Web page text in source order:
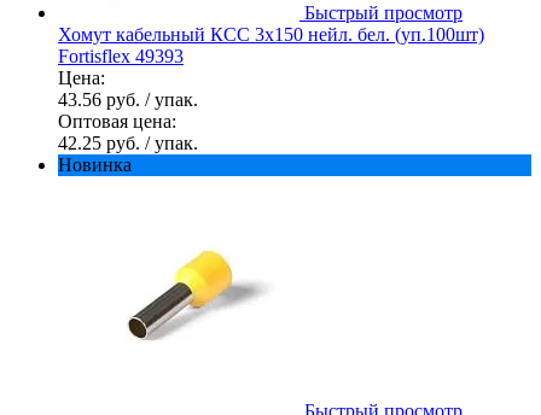
Быстрый просмотр
Хомут кабельный КСС 3х150 нейл. бел. (уп.100шт)
Fortisflex 49393
Цена:
43.56 руб. / упак.
Оптовая цена:
42.25 руб. / упак.
Новинка
Быстрый просмотр